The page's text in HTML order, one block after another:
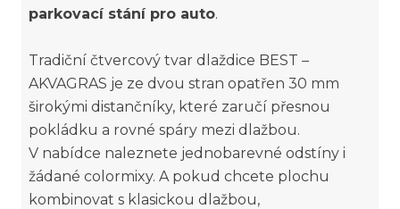
parkovací stání pro auto.
Tradiční čtvercový tvar dlaždice BEST –
AKVAGRAS je ze dvou stran opatřen 30 mm
širokými distančníky, které zaručí přesnou
pokládku a rovné spáry mezi dlažbou.
V nabídce naleznete jednobarevné odstíny i
žádané colormixy. A pokud chcete plochu
kombinovat s klasickou dlažbou,